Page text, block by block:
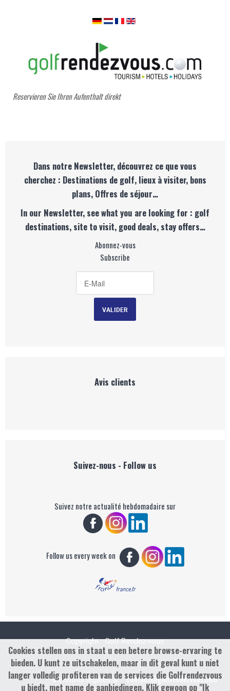
Reservieren Sie Ihren Aufenthalt direkt
Dans notre Newsletter, découvrez ce que vous
cherchez : Destinations de golf, lieux à visiter, bons
plans, Offres de séjour…
In our Newsletter, see what you are looking for : golf
destinations, site to visit, good deals, stay offers…
Abonnez-vous
Subscribe
Avis clients
Suivez-nous - Follow us
Suivez notre actualité hebdomadaire sur
Follow us every week on
Copyright : Golf Rendez-vous
Mentions légales &
contact@golfrendezvous.com
Cookies stellen ons in staat u een betere browse-ervaring te
bieden. U kunt ze uitschakelen, maar in dit geval kunt u niet
langer volledig profiteren van de services die Golfrendezvous
u biedt, met name de aanbiedingen. Klik gewoon op "Ik